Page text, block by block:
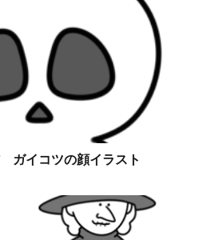
ガイコツの顔イラスト